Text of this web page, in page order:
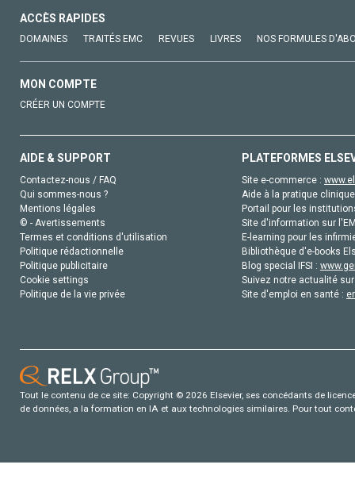
ACCÈS RAPIDES
DOMAINES TRAITÉS EMC REVUES LIVRES NOS FORMULES
MON COMPTE
CRÉER UN COMPTE
AIDE & SUPPORT
Contactez-nous / FAQ
Qui sommes-nous ?
Mentions légales
© - Avertissements
Termes et conditions d'utilisation
Politique rédactionnelle
Politique publicitaire
Cookie settings
Politique de la vie privée
PLATEFORMES
Site e-commerce :
Aide à la pratique
Portail pour les
Site d'information sur
E-learning pour les
Bibliothèque d'e-books
Blog special IFSI :
Suivez notre actualité
Site d'emploi en santé :
Tout le contenu de ce site: Copyright © 2026 Elsevier, ses concédants de
de données, a la formation en IA et aux technologies similaires. Pour tout